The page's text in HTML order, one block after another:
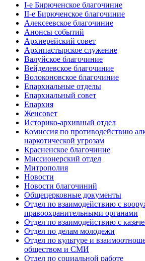
I-е Бирюченское благочиние
II-е Бирюченское благочиние
Алексеевское благочиние
Анонсы событий
Архиерейский совет
Архипастырское служение
Валуйское благочиние
Вейделевское благочиние
Волоконовское благочиние
Епархиальные отделы
Епархиальный совет
Епархия
Женсовет
Историко-архивный отдел
Комиссия по противодействию
наркотической угрозам
Красненское благочиние
Миссионерский отдел
Митрополия
Новости
Новости благочиний
Общецерковные документы
Отдел по взаимодействию с
правоохранительными органами
Отдел по взаимодействию с
Отдел по делам молодежи
Отдел по культуре и
обществом и СМИ
Отдел по социальной работе